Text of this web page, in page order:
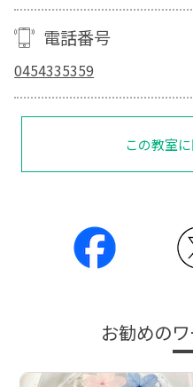
電話番号
0454335359
この教室
お勧めの